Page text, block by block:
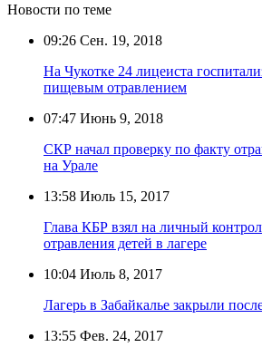
Новости по теме
09:26 Сен. 19, 2018
На Чукотке 24 лицеиста
пищевым отравлением
07:47 Июнь 9, 2018
СКР начал проверку по факту
на Урале
13:58 Июль 15, 2017
Глава КБР взял на личный
отравления детей в лагере
10:04 Июль 8, 2017
Лагерь в Забайкалье закрыли
13:55 Фев. 24, 2017